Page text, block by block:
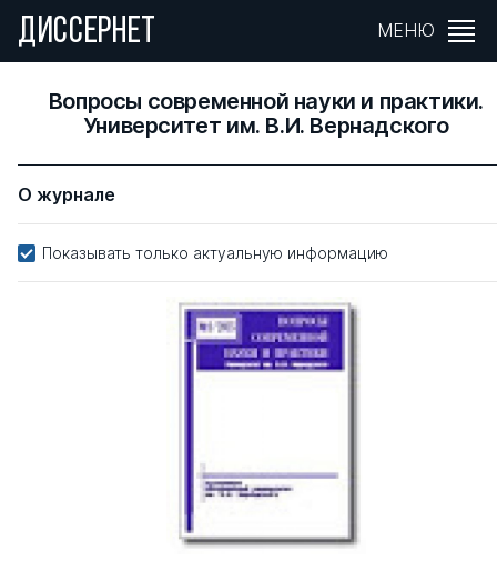
ДИССЕРНЕТ МЕНЮ
Вопросы современной науки и практики.
Университет им. В.И. Вернадского
О журнале
Показывать только актуальную информацию